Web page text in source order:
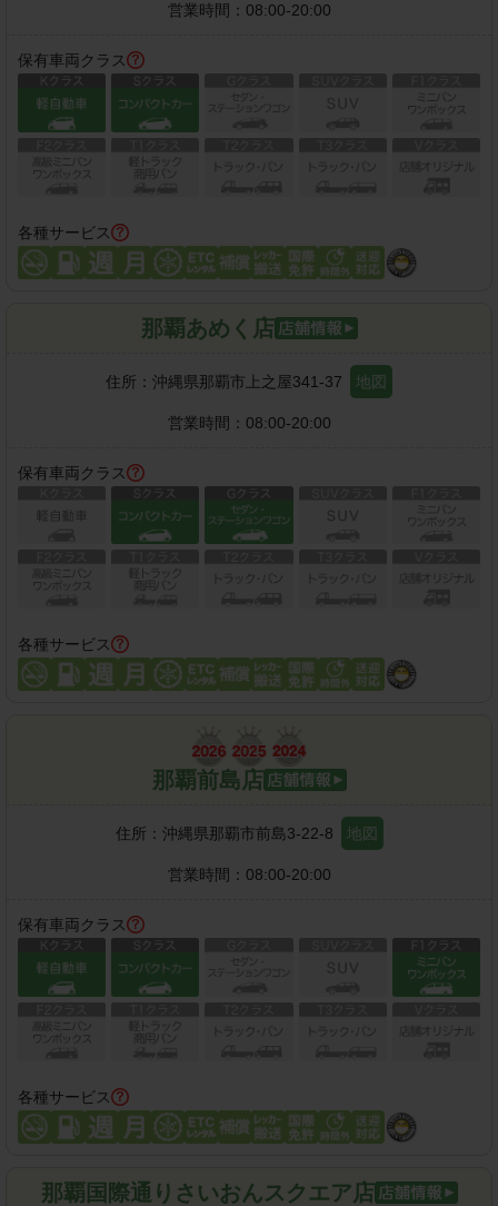
営業時間： 08:00-20:00
保有車両クラス
各種サービス
那覇あめく店
住所： 沖縄県那覇市上之屋341-37 地図
営業時間： 08:00-20:00
保有車両クラス
各種サービス
那覇前島店
住所： 沖縄県那覇市前島3-22-8 地図
営業時間： 08:00-20:00
保有車両クラス
各種サービス
那覇国際通りさいおんスクエア店